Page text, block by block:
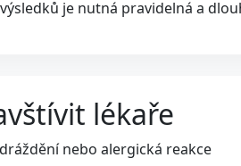
je nutná pravidelná a
lékaře
nebo alergická reakce